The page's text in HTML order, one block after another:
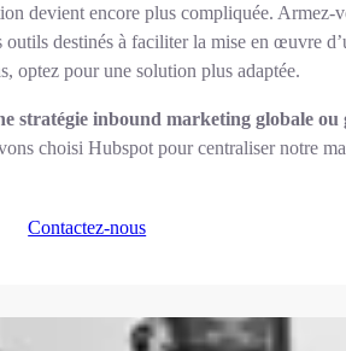
devient encore plus compliquée.
outils destinés à faciliter la mise en œuvre
optez pour une solution plus adaptée.
stratégie inbound marketing globale
choisi Hubspot pour centraliser notre
Contactez-nous